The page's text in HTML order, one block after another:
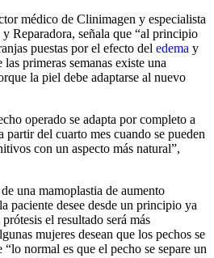
médico de Clinimagen y especialista
Reparadora, señala que “al principio
puestas por el efecto del edema y
primeras semanas existe una
la piel debe adaptarse al nuevo
operado se adapta por completo a
partir del cuarto mes cuando se pueden
con un aspecto más natural”,
una mamoplastia de aumento
paciente desee desde un principio ya
el resultado será más
mujeres desean que los pechos se
normal es que el pecho se separe un